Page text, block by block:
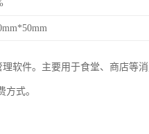
软件。主要用于食堂、商店等
式。